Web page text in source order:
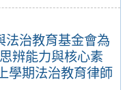
法治教育基金會為
辨能力與核心素
學期法治教育律師